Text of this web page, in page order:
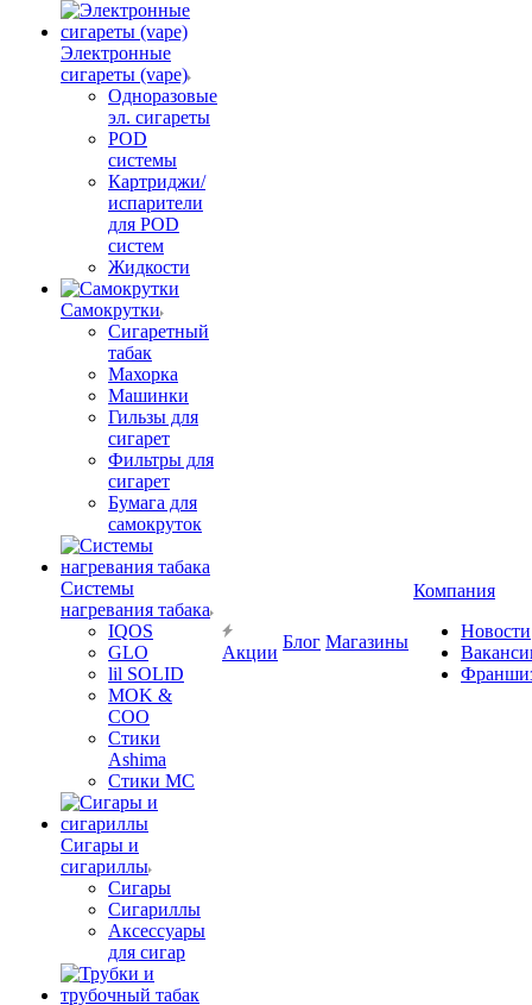
Электронные
сигареты (vape)
Одноразовые
эл. сигареты
POD
системы
Картриджи/
испарители
для POD
систем
Жидкости
Самокрутки
Сигаретный
табак
Махорка
Машинки
Гильзы для
сигарет
Фильтры для
сигарет
Бумага для
самокруток
Системы
нагревания табака
IQOS
GLO
lil SOLID
MOK &
COO
Стики
Ashima
Стики MC
Сигары и
сигариллы
Сигары
Сигариллы
Аксессуары
для сигар
Акции
Блог Магазины
Компания
Новости